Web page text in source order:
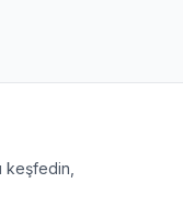
keşfedin,